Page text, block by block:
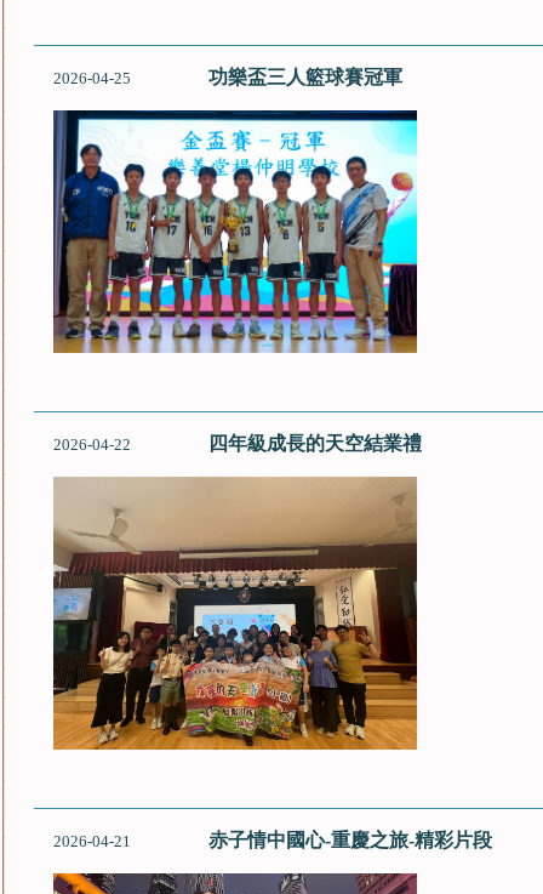
2026-04-25 功樂盃三人籃球賽冠軍
2026-04-22 四年級成長的天空結業禮
2026-04-21 赤子情中國心-重慶之旅-精彩片段